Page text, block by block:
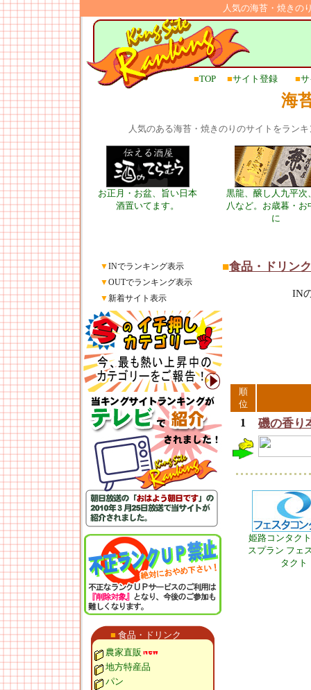
人気の海苔・焼きの
■TOP ■サイト登録 ■
海
人気のある海苔・焼きのりのサイトをラン
お正月・お盆、旨い日本
酒置いてます。
黒龍、醸し人九平次
八など。お歳暮・お
に
▼INでランキング表示
▼OUTでランキング表示
▼新着サイト表示
■ 食品・ドリンク
農家直販
地方特産品
パン
■食品・ドリンク
IN
順
位
1 磯の香
姫路コンタク
スプラン フェ
タクト